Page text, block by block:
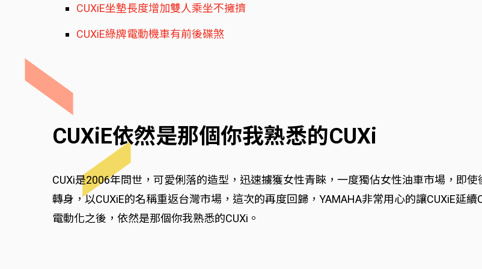
CUXiE坐墊長度增加雙人乘坐不擁擠
CUXiE綠牌電動機車有前後碟煞
CUXiE依然是那個你我熟悉的CUXi
CUXi是2006年問世，可愛俐落的造型，迅速擄獲女性青睞，一度獨佔女性油車市場，即
轉身，以CUXiE的名稱重返台灣市場，這次的再度回歸，YAMAHA非常用心的讓CUXiE延
電動化之後，依然是那個你我熟悉的CUXi。